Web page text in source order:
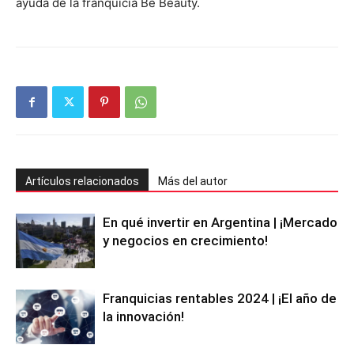
ayuda de la franquicia Be Beauty.
Artículos relacionados Más del autor
En qué invertir en Argentina | ¡Mercado
y negocios en crecimiento!
Franquicias rentables 2024 | ¡El año de
la innovación!